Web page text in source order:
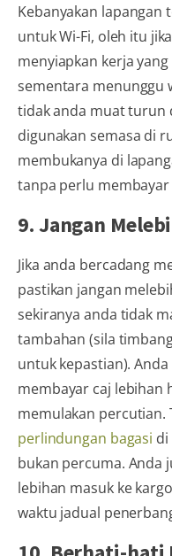
Kebanyakan lapangan
untuk Wi-Fi, oleh itu
menyiapkan kerja
sementara menunggu
tidak anda muat turun
digunakan semasa di
membukanya di
tanpa perlu membayar
9. Jangan
Jika anda bercadang
pastikan jangan
sekiranya anda tidak
tambahan (sila
untuk kepastian).
membayar caj lebihan
memulakan percutian.
perlindungan bagasi di
bukan percuma. Anda
lebihan masuk ke
waktu jadual